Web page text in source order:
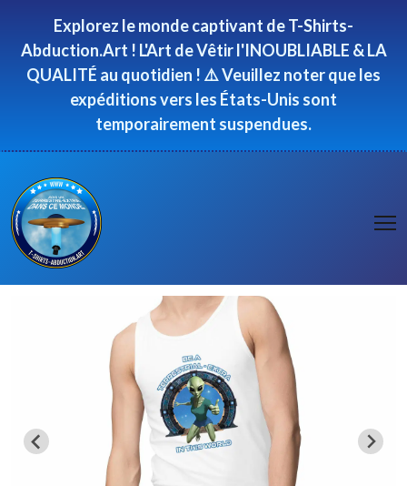
Explorez le monde captivant de T-Shirts-
Abduction.Art ! L'Art de Vêtir l'INOUBLIABLE & LA
QUALITÉ au quotidien ! ⚠️ Veuillez noter que les
expéditions vers les États-Unis sont
temporairement suspendues.